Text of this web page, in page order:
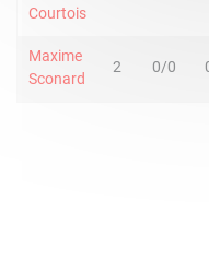
Courtois
Maxime
Sconard
2 0/0